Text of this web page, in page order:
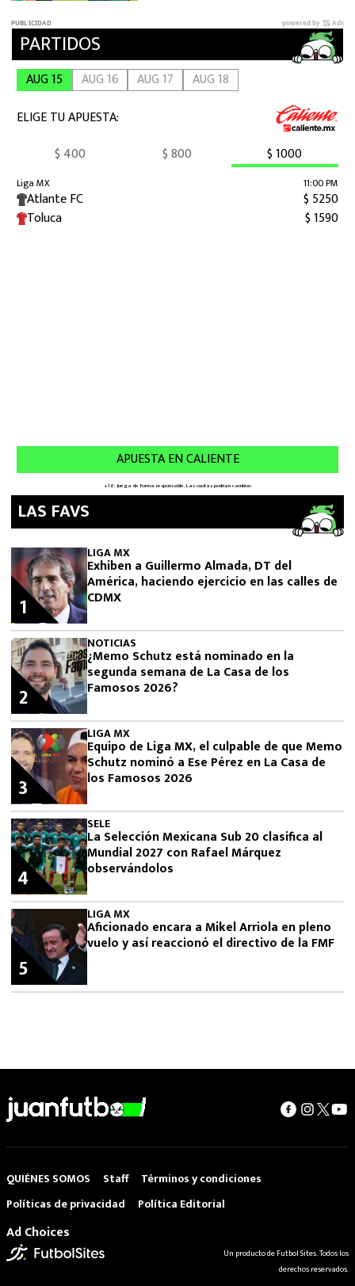
LAS FAVS
LIGA MX
Exhiben a Guillermo Almada, DT del
América, haciendo ejercicio en las calles de
CDMX
1
NOTICIAS
¿Memo Schutz está nominado en la
segunda semana de La Casa de los
Famosos 2026?
2
LIGA MX
Equipo de Liga MX, el culpable de que Memo
Schutz nominó a Ese Pérez en La Casa de
los Famosos 2026
3
SELE
La Selección Mexicana Sub 20 clasifica al
Mundial 2027 con Rafael Márquez
observándolos
4
LIGA MX
Aficionado encara a Mikel Arriola en pleno
vuelo y así reaccionó el directivo de la FMF
5
QUIÉNES SOMOS Staff
Términos y condiciones
Políticas de privacidad
Política Editorial
Ad Choices
Un producto de Futbol Sites. Todos los
derechos reservados.